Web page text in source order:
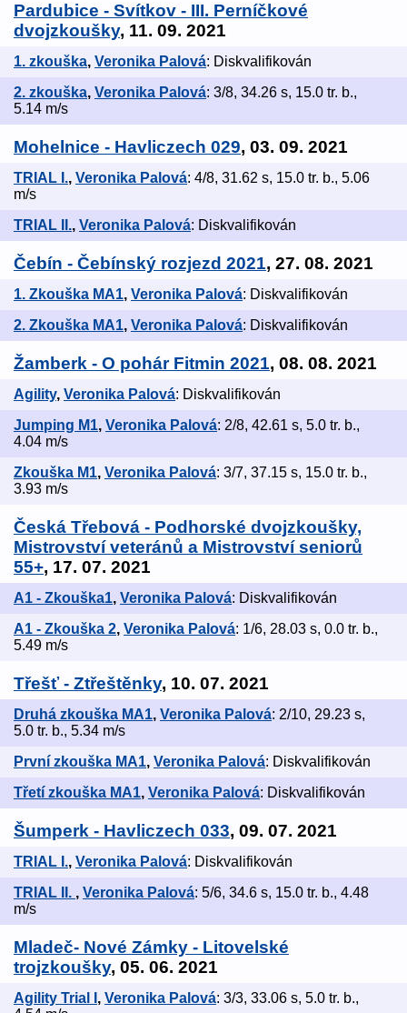
Pardubice - Svítkov - III. Perníčkové
dvojzkoušky, 11. 09. 2021
1. zkouška, Veronika Palová: Diskvalifikován
2. zkouška, Veronika Palová: 3/8, 34.26 s, 15.0 tr. b.,
5.14 m/s
Mohelnice - Havliczech 029, 03. 09. 2021
TRIAL I., Veronika Palová: 4/8, 31.62 s, 15.0 tr. b., 5.06
m/s
TRIAL II., Veronika Palová: Diskvalifikován
Čebín - Čebínský rozjezd 2021, 27. 08. 2021
1. Zkouška MA1, Veronika Palová: Diskvalifikován
2. Zkouška MA1, Veronika Palová: Diskvalifikován
Žamberk - O pohár Fitmin 2021, 08. 08. 2021
Agility, Veronika Palová: Diskvalifikován
Jumping M1, Veronika Palová: 2/8, 42.61 s, 5.0 tr. b.,
4.04 m/s
Zkouška M1, Veronika Palová: 3/7, 37.15 s, 15.0 tr. b.,
3.93 m/s
Česká Třebová - Podhorské dvojzkoušky,
Mistrovství veteránů a Mistrovství seniorů
55+, 17. 07. 2021
A1 - Zkouška1, Veronika Palová: Diskvalifikován
A1 - Zkouška 2, Veronika Palová: 1/6, 28.03 s, 0.0 tr. b.,
5.49 m/s
Třešť - Ztřeštěnky, 10. 07. 2021
Druhá zkouška MA1, Veronika Palová: 2/10, 29.23 s,
5.0 tr. b., 5.34 m/s
První zkouška MA1, Veronika Palová: Diskvalifikován
Třetí zkouška MA1, Veronika Palová: Diskvalifikován
Šumperk - Havliczech 033, 09. 07. 2021
TRIAL I., Veronika Palová: Diskvalifikován
TRIAL II. , Veronika Palová: 5/6, 34.6 s, 15.0 tr. b., 4.48
m/s
Mladeč- Nové Zámky - Litovelské
trojzkoušky, 05. 06. 2021
Agility Trial I , Veronika Palová: 3/3, 33.06 s, 5.0 tr. b.,